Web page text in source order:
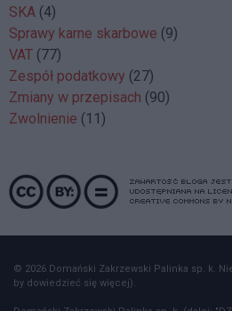
SKA (4)
Sprawy karne skarbowe (9)
VAT (77)
Zespół podatkowy (27)
Zmiany w przepisach (90)
Zwolnienie (11)
© 2026 Domański Zakrzewski Palinka sp. k.
by dowiedzieć się więcej).